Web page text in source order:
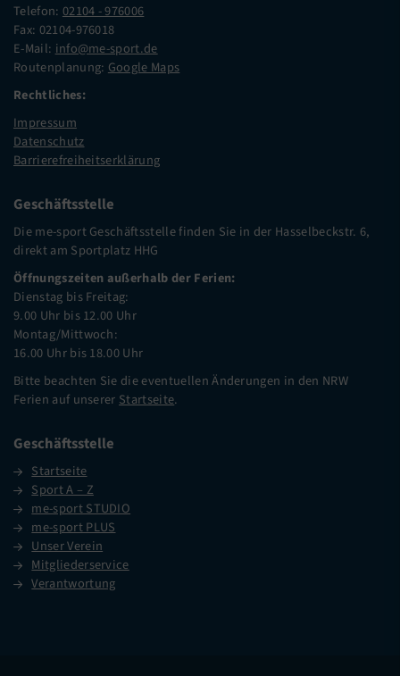
Telefon: 02104 - 976006
Fax: 02104-976018
E-Mail: info@me-sport.de
Routenplanung: Google Maps
Rechtliches:
Impressum
Datenschutz
Barrierefreiheitserklärung
Geschäftsstelle
Die me-sport Geschäftsstelle finden Sie in der Hasselbeckstr. 6,
direkt am Sportplatz HHG
Öffnungszeiten außerhalb der Ferien:
Dienstag bis Freitag:
9.00 Uhr bis 12.00 Uhr
Montag/Mittwoch:
16.00 Uhr bis 18.00 Uhr
Bitte beachten Sie die eventuellen Änderungen in den NRW
Ferien auf unserer Startseite.
Geschäftsstelle
Startseite
Sport A – Z
me-sport STUDIO
me-sport PLUS
Unser Verein
Mitgliederservice
Verantwortung